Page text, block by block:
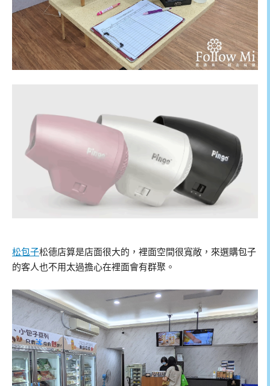
松包子松德店算是店面很大的，裡面空間很寬敞，來選購包子
的客人也不用太過擔心在裡面會有群聚。